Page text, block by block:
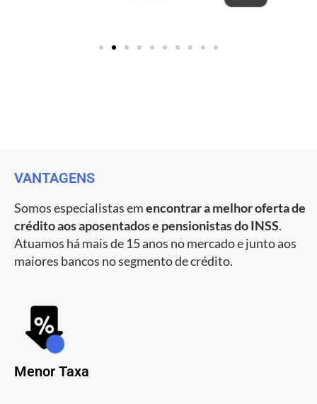
VANTAGENS
Somos especialistas emencontrar a melhor oferta de
crédito aos aposentados e pensionistas do INSS.
Atuamos há mais de 15 anos no mercado e junto aos
maiores bancos no segmento de crédito.
Menor Taxa